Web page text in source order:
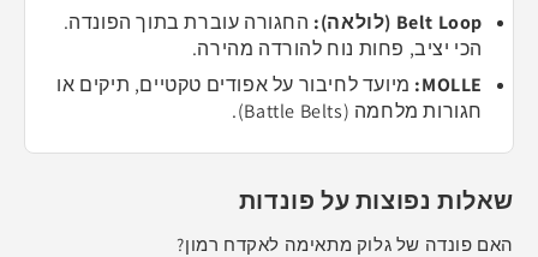
Belt Loop (לולאה):
החגורה עוברת בתוך הפונדה.
הכי יציב, פחות נוח להורדה מהירה.
MOLLE: מיועד לחיבור על אפודים טקטיים, תיקים או
חגורות מלחמה (Battle Belts).
שאלות נפוצות על פונדות
האם פונדה של גלוק מתאימה לאקדח רמון?